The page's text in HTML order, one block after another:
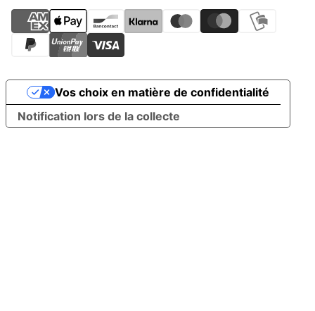
Notification lors de la collecte
Vos choix en matière de confidentialité